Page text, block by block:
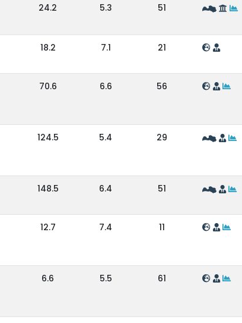
24.2 5.3 51
18.2 7.1 21
70.6 6.6 56
124.5 5.4 29
148.5 6.4 51
12.7 7.4 11
6.6 5.5 61